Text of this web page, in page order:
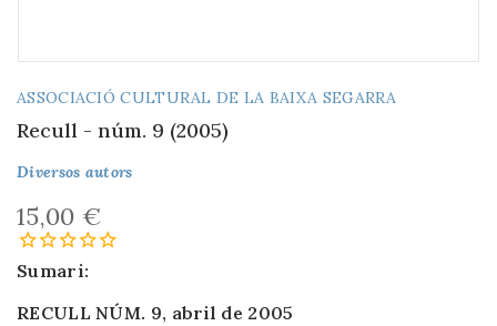
ASSOCIACIÓ CULTURAL DE LA BAIXA SEGARRA
Recull - núm. 9 (2005)
Diversos autors
15,00 €
Sumari:
RECULL NÚM. 9, abril de 2005